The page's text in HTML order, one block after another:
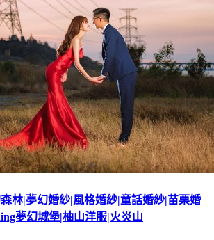
林|夢幻婚紗|風格婚紗|童話婚紗|苗栗婚
夢幻城堡|柚山洋服|火炎山